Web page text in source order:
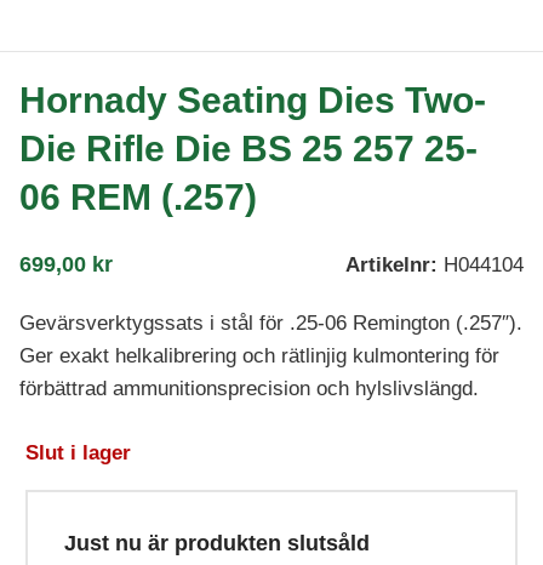
Hornady Seating Dies Two-
Die Rifle Die BS 25 257 25-
06 REM (.257)
699,00 kr Artikelnr: H044104
Gevärsverktygssats i stål för .25-06 Remington (.257″).
Ger exakt helkalibrering och rätlinjig kulmontering för
förbättrad ammunitionsprecision och hylslivslängd.
Slut i lager
Just nu är produkten slutsåld